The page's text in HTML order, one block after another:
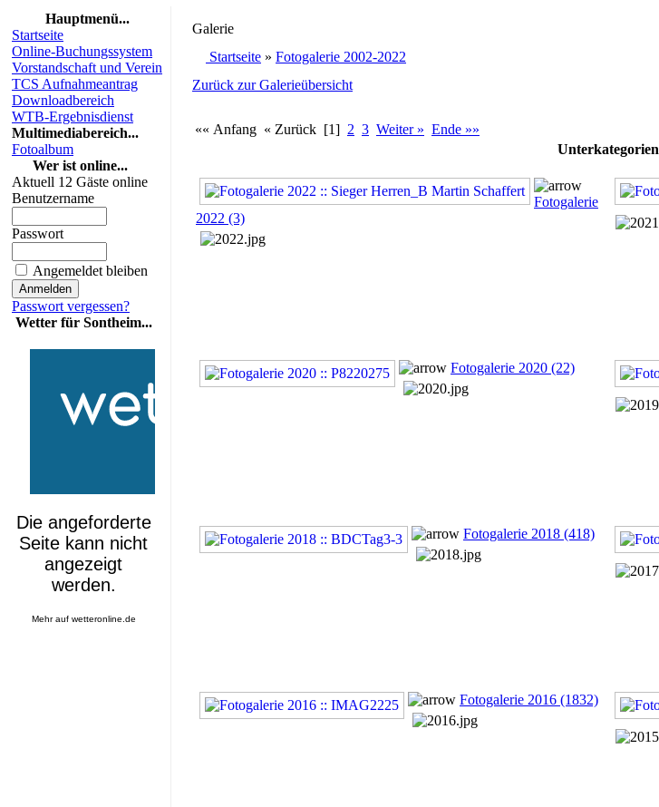
Hauptmenü...
Startseite
Online-Buchungssystem
Vorstandschaft und Verein
TCS Aufnahmeantrag
Downloadbereich
WTB-Ergebnisdienst
Multimediabereich...
Fotoalbum
Wer ist online...
Aktuell 12 Gäste online
Benutzername
Passwort
Angemeldet bleiben
Passwort vergessen?
Wetter für Sontheim...
Mehr auf wetteronline.de
Galerie
Startseite » Fotogalerie 2002-2022
Zurück zur Galerieübersicht
«« Anfang « Zurück [1] 2 3 Weiter » Ende »»
Unterkategorien
Fotogalerie
2022 (3)
Fotogalerie 2020 (22)
Fotogalerie 2018 (418)
Fotogalerie 2016 (1832)